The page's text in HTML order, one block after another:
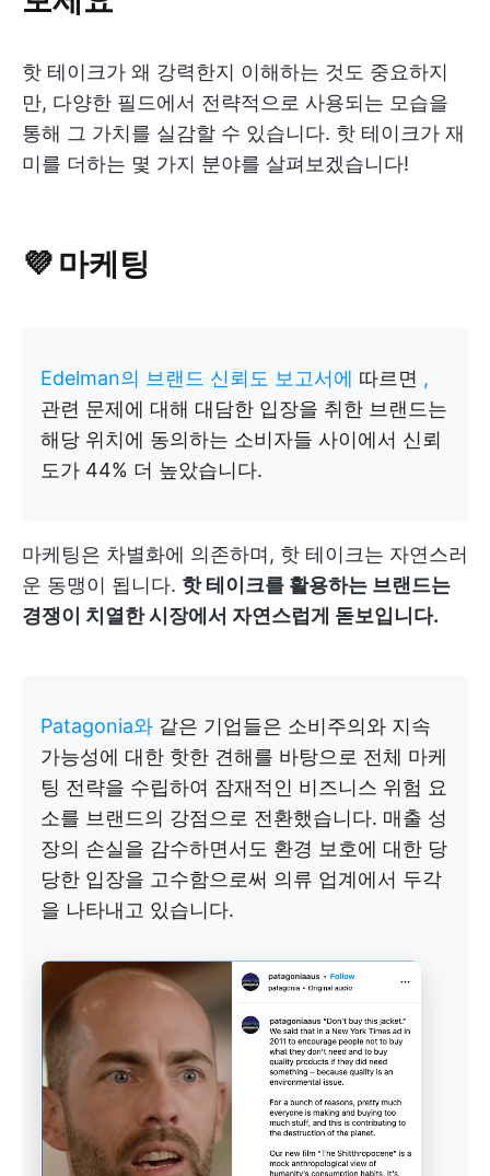
핫 테이크가 왜 강력한지 이해하는 것도 중요하지
만, 다양한 필드에서 전략적으로 사용되는 모습을
통해 그 가치를 실감할 수 있습니다. 핫 테이크가 재
미를 더하는 몇 가지 분야를 살펴보겠습니다!
💜 마케팅
Edelman의 브랜드 신뢰도 보고서에 따르면 ,
관련 문제에 대해 대담한 입장을 취한 브랜드는
해당 위치에 동의하는 소비자들 사이에서 신뢰
도가 44% 더 높았습니다.
마케팅은 차별화에 의존하며, 핫 테이크는 자연스러
운 동맹이 됩니다. 핫 테이크를 활용하는 브랜드는
경쟁이 치열한 시장에서 자연스럽게 돋보입니다.
Patagonia와 같은 기업들은 소비주의와 지속
가능성에 대한 핫한 견해를 바탕으로 전체 마케
팅 전략을 수립하여 잠재적인 비즈니스 위험 요
소를 브랜드의 강점으로 전환했습니다. 매출 성
장의 손실을 감수하면서도 환경 보호에 대한 당
당한 입장을 고수함으로써 의류 업계에서 두각
을 나타내고 있습니다.